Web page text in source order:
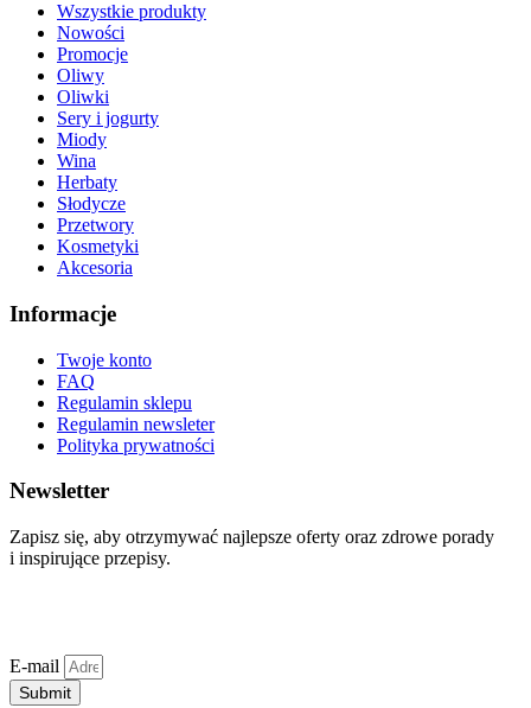
Wszystkie produkty
Nowości
Promocje
Oliwy
Oliwki
Sery i jogurty
Miody
Wina
Herbaty
Słodycze
Przetwory
Kosmetyki
Akcesoria
Informacje
Twoje konto
FAQ
Regulamin sklepu
Regulamin newsleter
Polityka prywatności
Newsletter
Zapisz się, aby otrzymywać najlepsze oferty oraz zdrowe porady
i inspirujące przepisy.
E-mail
Submit